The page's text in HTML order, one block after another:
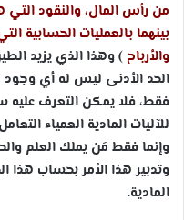
من رأس المال، والنقود
بينهما بالعمليات الحسابية
والأرباح ) وهذا الذي يزيد
الحد الأدنى ليس له أي
فقط، فلا يمكن التعرف عليه
للآليات المادية العمياء
وإنما فقط مَن يملك العلم
وتدبير هذا الأمر بحساب هذا
المادية.